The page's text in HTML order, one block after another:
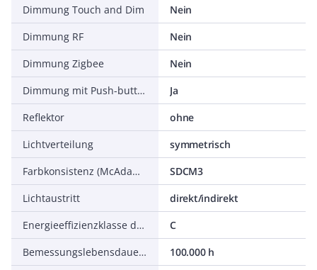
Dimmung Touch and Dim
Nein
Dimmung RF
Nein
Dimmung Zigbee
Nein
Dimmung mit Push-button
Ja
Reflektor
ohne
Lichtverteilung
symmetrisch
Farbkonsistenz (McAdam-Ellipse)
SDCM3
Lichtaustritt
direkt/indirekt
Energieeffizienzklasse der Lichtquelle nach EU-Richtlinie 2019/2015
C
Bemessungslebensdauer L70/B50 bei 25 °C
100.000 h